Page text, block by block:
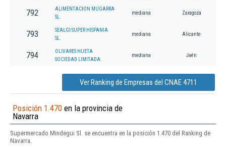
792
ALIMENTACION MUGARRA
SL.
mediana Zaragoza
793
SEALGI SUPER HISPANIA
SL.
mediana Alicante
794
OLIVARES HUETA
SOCIEDAD LIMITADA.
mediana Jaén
Ver Ranking de Empresas del CNAE 4711
Posición 1.470 en la provincia de
Navarra
Supermercado Mindegui Sl. se encuentra en la posición 1.470 del Ranking de
Navarra.